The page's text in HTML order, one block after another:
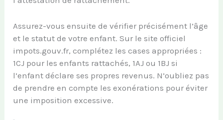
Assurez-vous ensuite de vérifier précisément l’âge
et le statut de votre enfant. Sur le site officiel
impots.gouv.fr, complétez les cases appropriées :
1CJ pour les enfants rattachés, 1AJ ou 1BJ si
l’enfant déclare ses propres revenus. N’oubliez pas
de prendre en compte les exonérations pour éviter
une imposition excessive.